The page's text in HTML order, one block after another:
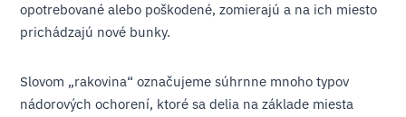
opotrebované alebo poškodené, zomierajú a na ich miesto
prichádzajú nové bunky.
Slovom „rakovina“ označujeme súhrnne mnoho typov
nádorových ochorení, ktoré sa delia na základe miesta